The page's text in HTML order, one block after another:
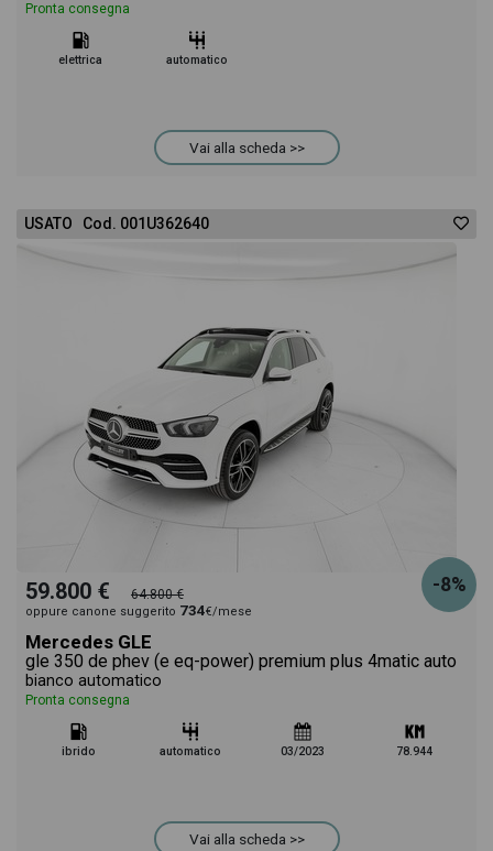
Pronta consegna
elettrica automatico
Vai alla scheda >>
USATO Cod. 001U362640
-8%
59.800 € 64.800 €
oppure canone suggerito 734€/mese
Mercedes GLE
gle 350 de phev (e eq-power) premium plus 4matic auto
bianco automatico
Pronta consegna
ibrido automatico 03/2023 78.944
Vai alla scheda >>